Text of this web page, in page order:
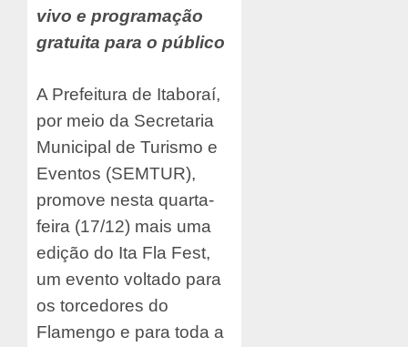
vivo e programação
gratuita para o público
A Prefeitura de Itaboraí,
por meio da Secretaria
Municipal de Turismo e
Eventos (SEMTUR),
promove nesta quarta-
feira (17/12) mais uma
edição do Ita Fla Fest,
um evento voltado para
os torcedores do
Flamengo e para toda a